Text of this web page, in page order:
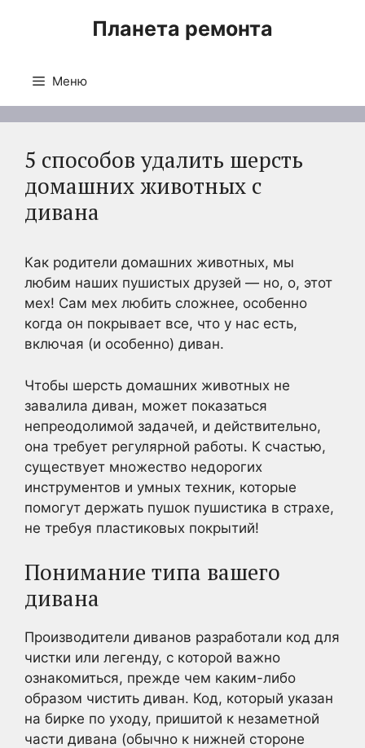
Планета ремонта
Меню
5 способов удалить шерсть
домашних животных с
дивана
Как родители домашних животных, мы
любим наших пушистых друзей — но, о, этот
мех! Сам мех любить сложнее, особенно
когда он покрывает все, что у нас есть,
включая (и особенно) диван.
Чтобы шерсть домашних животных не
завалила диван, может показаться
непреодолимой задачей, и действительно,
она требует регулярной работы. К счастью,
существует множество недорогих
инструментов и умных техник, которые
помогут держать пушок пушистика в страхе,
не требуя пластиковых покрытий!
Понимание типа вашего
дивана
Производители диванов разработали код для
чистки или легенду, с которой важно
ознакомиться, прежде чем каким-либо
образом чистить диван. Код, который указан
на бирке по уходу, пришитой к незаметной
части дивана (обычно к нижней стороне